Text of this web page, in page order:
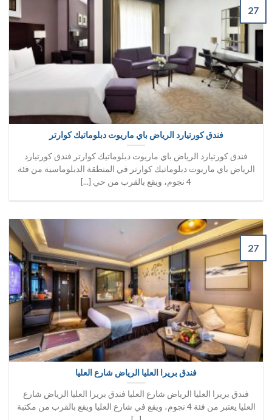
فندق كورتيارد الرياض باي ماريوت دبلوماتيك كوارتر
فندق كورتيارد الرياض باي ماريوت دبلوماتيك كوارتر فندق كورتيارد
الرياض باي ماريوت دبلوماتيك كوارتر في المنطقة الدبلوماسية من فئة
4 نجوم، ويقع بالقرب من حي [...]
27
فندق بريرا العليا الرياض شارع العليا
فندق بريرا العليا الرياض شارع العليا فندق بريرا العليا الرياض شارع
العليا يعتبر من فئة 4 نجوم، ويقع في شارع العليا ويقع بالقرب من مكتبة
27